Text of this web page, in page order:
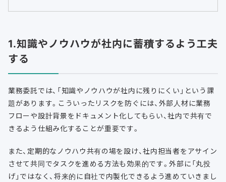
1.知識やノウハウが社内に蓄積するよう工夫
する
業務委託では、「知識やノウハウが社内に残りにくい」という課
題があります。こういったリスクを防ぐには、外部人材に業務
フローや設計背景をドキュメント化してもらい、社内で共有で
きるよう仕組み化することが重要です。
また、定期的なノウハウ共有の場を設け、社内担当者をアサイン
させて共同でタスクを進める方法も効果的です。外部に「丸投
げ」ではなく、将来的に自社で内製化できるよう進めていきまし